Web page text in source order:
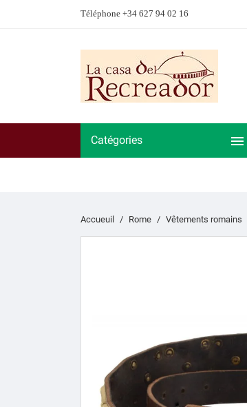
Téléphone +34 627 94 02 16
Catégories 
Accueuil Rome Vêtements romains